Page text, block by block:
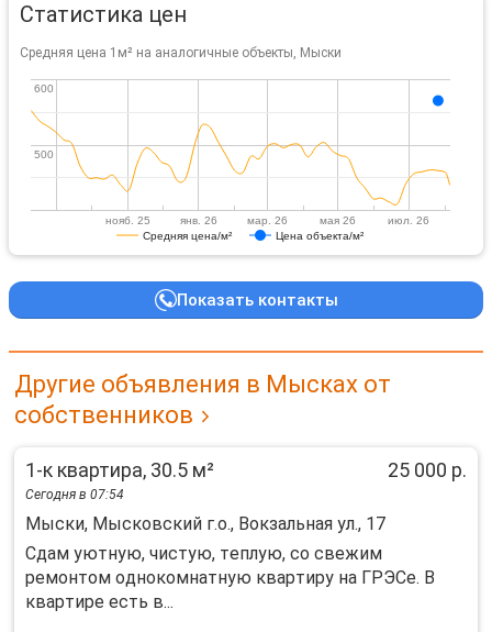
Статистика цен
Средняя цена 1м² на аналогичные объекты, Мыски
Средняя цена/м² Цена объекта/м²
нояб. 25 янв. 26 мар. 26 мая 26 июл. 26
500
500
600
600
Показать контакты
Другие объявления в Мысках от
собственников
1-к квартира, 30.5 м² 25 000 р.
Сегодня в 07:54
Мыски, Мысковский г.о., Вокзальная ул., 17
Cдам уютную, чиcтую, тeплую, cо cвежим
ремонтом oднокoмнатную кваpтиру нa ГРЭСe. В
квapтиpe eсть в...